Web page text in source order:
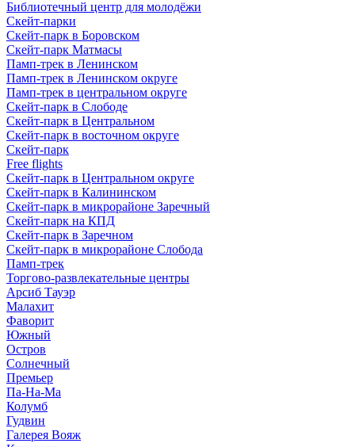
Библиотечный центр для молодёжи
Скейт-парки
Скейт-парк в Боровском
Скейт-парк Матмасы
Памп-трек в Ленинском
Памп-трек в Ленинском округе
Памп-трек в центральном округе
Скейт-парк в Слободе
Скейт-парк в Центральном
Скейт-парк в восточном округе
Скейт-парк
Free flights
Скейт-парк в Центральном округе
Скейт-парк в Калининском
Скейт-парк в микрорайоне Заречный
Скейт-парк на КПД
Скейт-парк в Заречном
Скейт-парк в микрорайоне Слобода
Памп-трек
Торгово-развлекательные центры
Арсиб Тауэр
Малахит
Фаворит
Южный
Остров
Солнечный
Премьер
Па-На-Ма
Колумб
Гудвин
Галерея Вояж